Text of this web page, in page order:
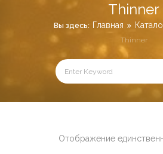
Thinner
Вы здесь: Главная
Thinner
Отображение